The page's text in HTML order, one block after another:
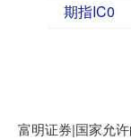
期指IC0
富明证券|国家允